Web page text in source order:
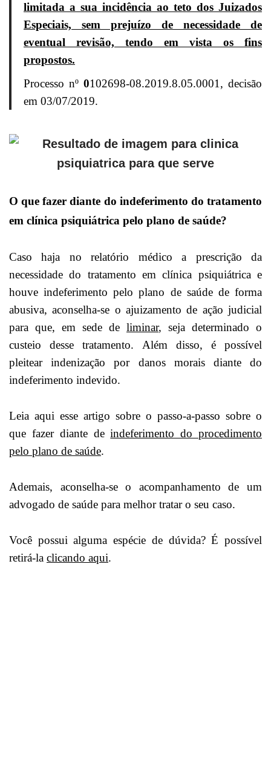
limitada a sua incidência ao teto dos Juizados
Especiais, sem prejuízo de necessidade de
eventual revisão, tendo em vista os fins
propostos.
Processo nº 0102698-08.2019.8.05.0001, decisão
em 03/07/2019.
O que fazer diante do indeferimento do tratamento
em clínica psiquiátrica pelo plano de saúde?
Caso haja no relatório médico a prescrição da
necessidade do tratamento em clínica psiquiátrica e
houve indeferimento pelo plano de saúde de forma
abusiva, aconselha-se o ajuizamento de ação judicial
para que, em sede de liminar, seja determinado o
custeio desse tratamento. Além disso, é possível
pleitear indenização por danos morais diante do
indeferimento indevido.
Leia aqui esse artigo sobre o passo-a-passo sobre o
que fazer diante deindeferimento do procedimento
pelo plano de saúde.
Ademais, aconselha-se o acompanhamento de um
advogado de saúde para melhor tratar o seu caso.
Você possui alguma espécie de dúvida? É possível
retirá-la clicando aqui.